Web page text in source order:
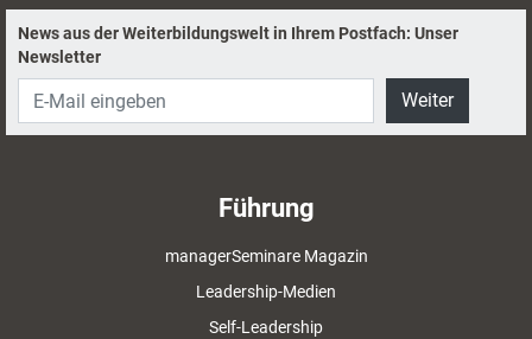
News aus der Weiterbildungswelt in Ihrem Postfach: Unser
Newsletter
Weiter
Führung
managerSeminare Magazin
Leadership-Medien
Self-Leadership